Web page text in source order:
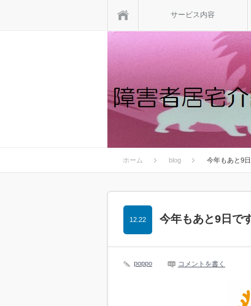
サービス内容
ホーム blog 今年もあと9日
今年もあと9日です
12.22
poppo コメントを書く